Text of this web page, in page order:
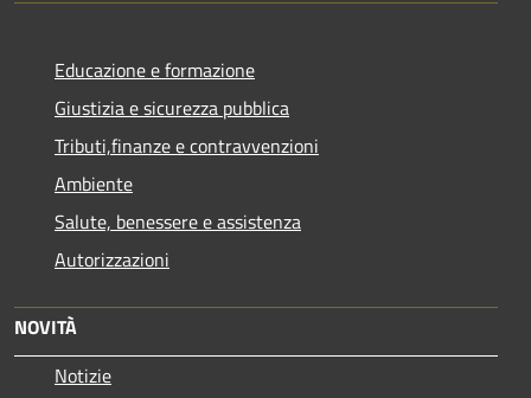
Educazione e formazione
Giustizia e sicurezza pubblica
Tributi,finanze e contravvenzioni
Ambiente
Salute, benessere e assistenza
Autorizzazioni
NOVITÀ
Notizie